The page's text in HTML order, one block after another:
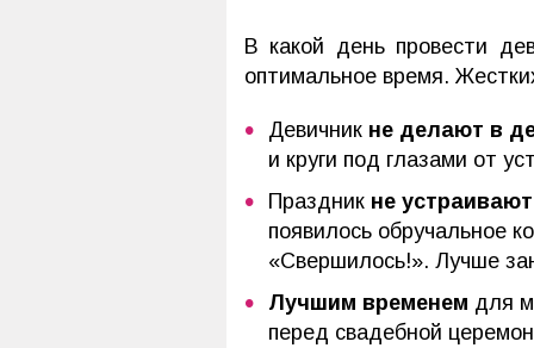
В какой день провести
оптимальное время.
Девичник не делают в
и круги под глазами от
Праздник не
появилось обручальное
«Свершилось!». Лучше
Лучшим временем для
перед свадебной